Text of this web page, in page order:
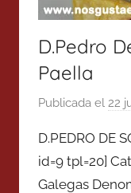
D.Pedro
Paella
Publicada el 22
D.PEDRO DE
id=9 tpl=20]
Galegas